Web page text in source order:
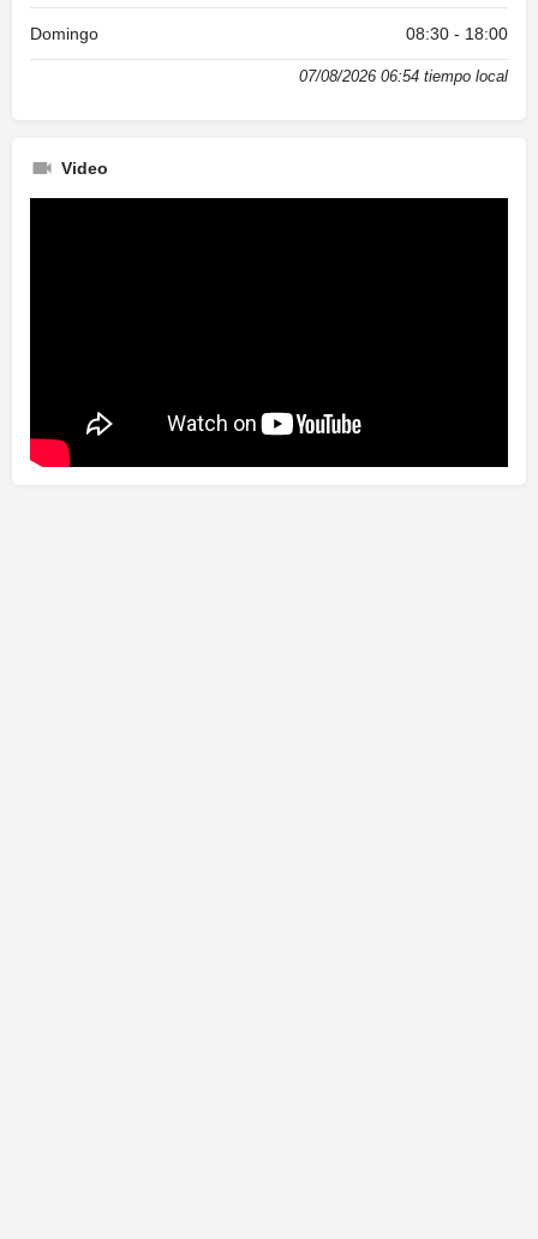
Domingo 08:30 - 18:00
07/08/2026 06:54 tiempo local
Video